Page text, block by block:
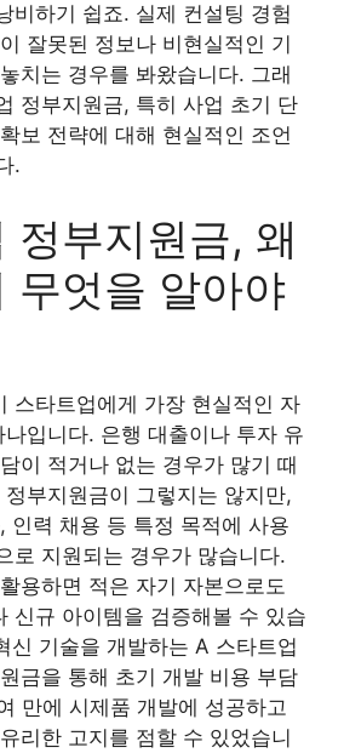
비하기 쉽죠. 실제 컨설팅 경험
잘못된 정보나 비현실적인 기
치는 경우를 봐왔습니다. 그래
정부지원금, 특히 사업 초기 단
보 전략에 대해 현실적인 조언
.
정부지원금, 왜
무엇을 알아야
스타트업에게 가장 현실적인 자
입니다. 은행 대출이나 투자 유
이 적거나 없는 경우가 많기 때
부지원금이 그렇지는 않지만,
인력 채용 등 특정 목적에 사용
로 지원되는 경우가 많습니다.
용하면 적은 자기 자본으로도
신규 아이템을 검증해볼 수 있습
신 기술을 개발하는 A 스타트업
금을 통해 초기 개발 비용 부담
만에 시제품 개발에 성공하고
리한 고지를 점할 수 있었습니